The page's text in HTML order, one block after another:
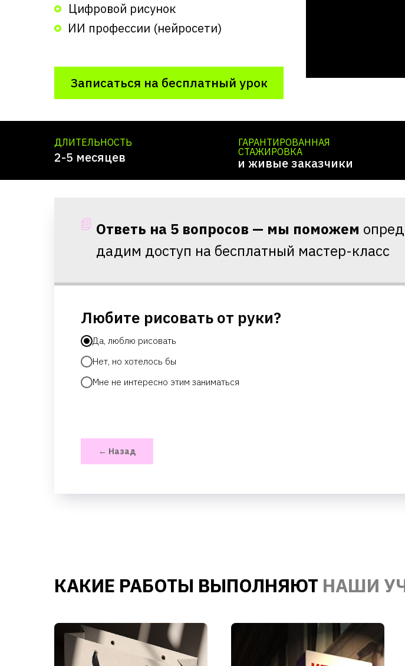
Записаться на бесплатный урок
ИИ профессии (нейросети)
Цифровой рисунок
ДЛИТЕЛЬНОСТЬ
2-5 месяцев
ГАРАНТИРОВАННАЯ
СТАЖИРОВКА
и живые заказчики
Ответь на 5 вопросов — мы поможем
дадим доступ на бесплатный мастер-класс
Любите рисовать от руки?
Да, люблю рисовать
Нет, но хотелось бы
Мне не интересно этим заниматься
← Назад
КАКИЕ РАБОТЫ ВЫПОЛНЯЮТ НАШИ